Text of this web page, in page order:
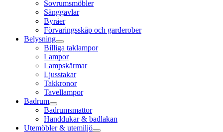
Sovrumsmöbler
Sänggavlar
Byråer
Förvaringsskåp och garderober
Belysning
Billiga taklampor
Lampor
Lampskärmar
Ljusstakar
Takkronor
Tavellampor
Badrum
Badrumsmattor
Handdukar & badlakan
Utemöbler & utemiljö